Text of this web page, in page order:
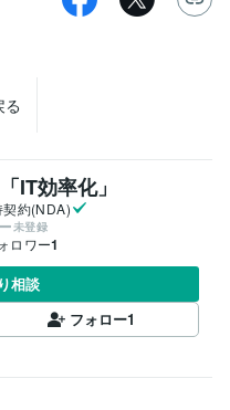
る
IT効率化」
契約(NDA)
未登録
ロワー1
相談
フォロー1